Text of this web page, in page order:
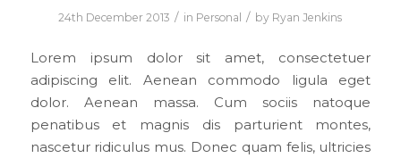
24th December 2013 / in Personal / by Ryan Jenkins
Lorem ipsum dolor sit amet, consectetuer
adipiscing elit. Aenean commodo ligula eget
dolor. Aenean massa. Cum sociis natoque
penatibus et magnis dis parturient montes,
nascetur ridiculus mus. Donec quam felis, ultricies